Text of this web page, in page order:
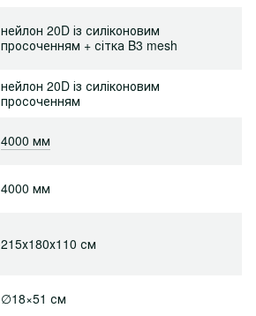
нейлон 20D із силіконовим
просоченням + сітка B3 mesh
нейлон 20D із силіконовим
просоченням
4000 мм
4000 мм
215х180х110 см
∅18×51 см